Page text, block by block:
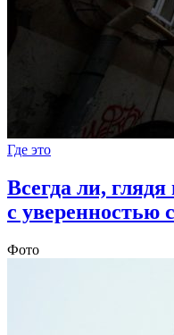
Где это
Всегда ли,
с уверенностью
Фото